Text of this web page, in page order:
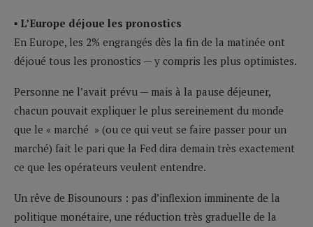
▪ L’Europe déjoue les pronostics
En Europe, les 2% engrangés dès la fin de la matinée ont
déjoué tous les pronostics — y compris les plus optimistes.
Personne ne l’avait prévu — mais à la pause déjeuner,
chacun pouvait expliquer le plus sereinement du monde
que le « marché » (ou ce qui veut se faire passer pour un
marché) fait le pari que la Fed dira demain très exactement
ce que les opérateurs veulent entendre.
Un rêve de Bisounours : pas d’inflexion imminente de la
politique monétaire, une réduction très graduelle de la